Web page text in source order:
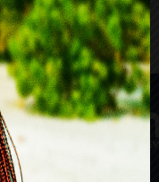
31
« Juil